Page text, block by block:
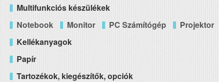
Multifunkciós készülékek
Notebook
Monitor PC Számítógép
Projektor
Kellékanyagok
Papír
Tartozékok, kiegészítők, opciók